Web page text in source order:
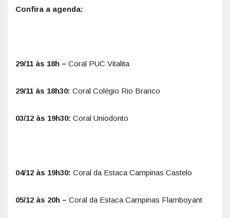
Confira a agenda:
29/11 às 18h – Coral PUC Vitalita
29/11 às 18h30: Coral Colégio Rio Branco
03/12 às 19h30: Coral Uniodonto
04/12 às 19h30: Coral da Estaca Campinas Castelo
05/12 às 20h – Coral da Estaca Campinas Flamboyant